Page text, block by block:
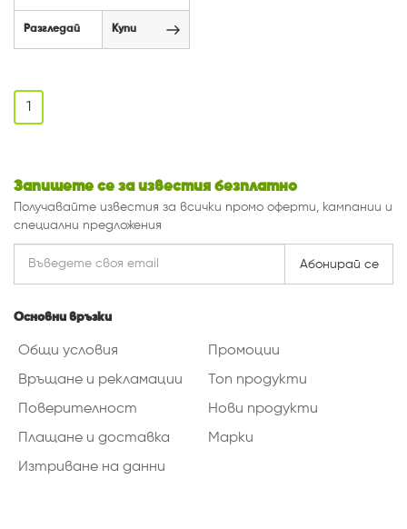
Разгледай Купи
1
Запишете се за известия безплатно
Получавайте известия за всички промо оферти, кампании и
специални предложения
Абонирай се
Основни връзки
Общи условия
Връщане и рекламации
Поверителност
Плащане и доставка
Изтриване на данни
Промоции
Топ продукти
Нови продукти
Марки